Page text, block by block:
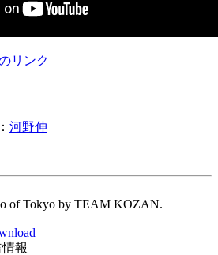
リンク
河野伸
of Tokyo by TEAM KOZAN.
報